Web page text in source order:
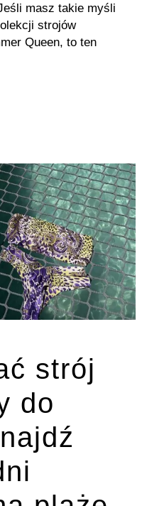
masz takie myśli
strojów
Queen, to ten
strój
do